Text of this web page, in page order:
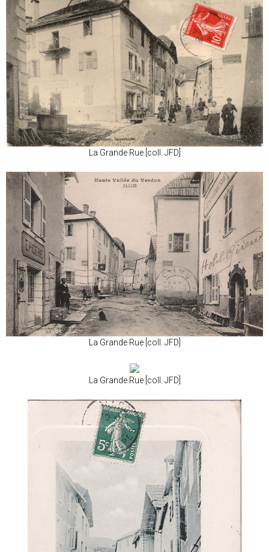
La Grande Rue [coll. JFD]
La Grande Rue [coll. JFD]
La Grande Rue [coll. JFD]